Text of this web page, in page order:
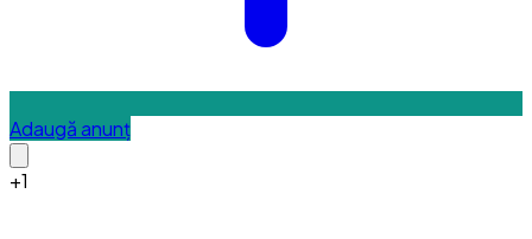
Adaugă anunț
+1